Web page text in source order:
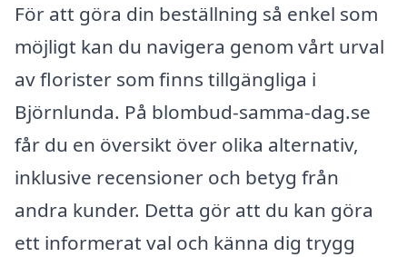
För att göra din beställning så enkel som
möjligt kan du navigera genom vårt urval
av florister som finns tillgängliga i
Björnlunda. På blombud-samma-dag.se
får du en översikt över olika alternativ,
inklusive recensioner och betyg från
andra kunder. Detta gör att du kan göra
ett informerat val och känna dig trygg